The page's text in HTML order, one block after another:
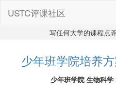
USTC评课社区
写任何大学的课程点
少年班学院培养方
少年班学院 生物科